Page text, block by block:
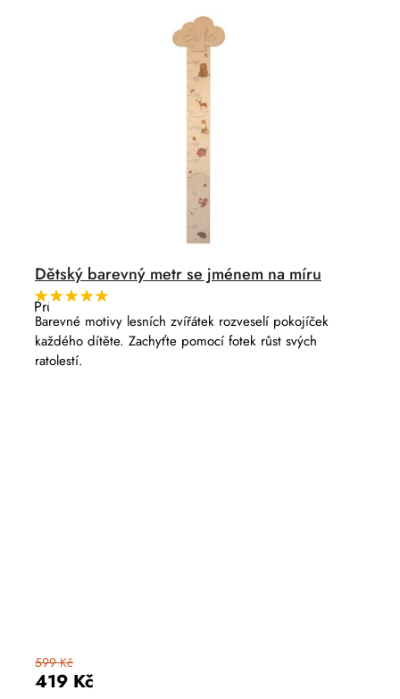
Dětský barevný metr se jménem na míru
Průměrné
hodnocení
produktu
je
5,0
z
419 Kč
599 Kč
Barevné motivy lesních zvířátek rozveselí pokojíček
každého dítěte. Zachyťte pomocí fotek růst svých
ratolestí.